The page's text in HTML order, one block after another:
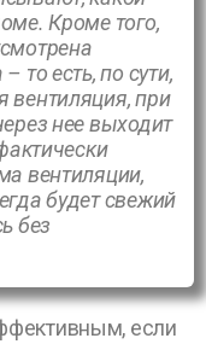
Кроме того,
то есть, по сути,
вентиляция, при
нее выходит
вентиляции,
будет свежий
без
если